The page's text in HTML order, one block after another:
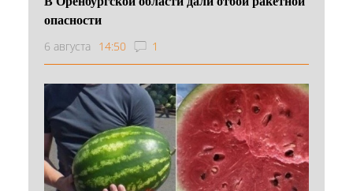
опасности
6 августа 14:50 1